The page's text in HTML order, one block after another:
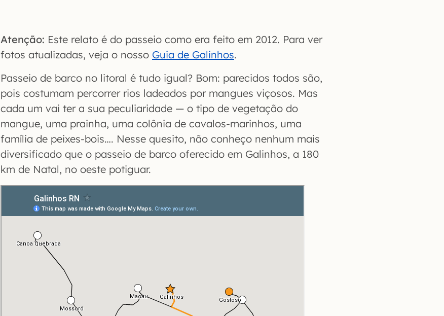
Atenção: Este relato é do passeio como era feito em 2012. Para ver
fotos atualizadas, veja o nosso Guia de Galinhos.
Passeio de barco no litoral é tudo igual? Bom: parecidos todos são,
pois costumam percorrer rios ladeados por mangues viçosos. Mas
cada um vai ter a sua peculiaridade — o tipo de vegetação do
mangue, uma prainha, uma colônia de cavalos-marinhos, uma
família de peixes-bois…. Nesse quesito, não conheço nenhum mais
diversificado que o passeio de barco oferecido em Galinhos, a 180
km de Natal, no oeste potiguar.